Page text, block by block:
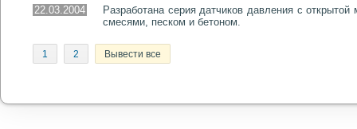
22.03.2004
Разработана серия датчиков давления с
смесями, песком и бетоном.
1 2 Вывести все